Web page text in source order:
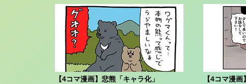
【4コマ漫画】悲熊「キャラ化」 【4コマ漫画